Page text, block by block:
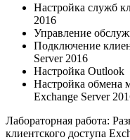
Настройка служб
2016
Управление
Подключение
Server 2016
Настройка Outlook
Настройка обмена
Exchange Server
Лабораторная работа:
клиентского доступа